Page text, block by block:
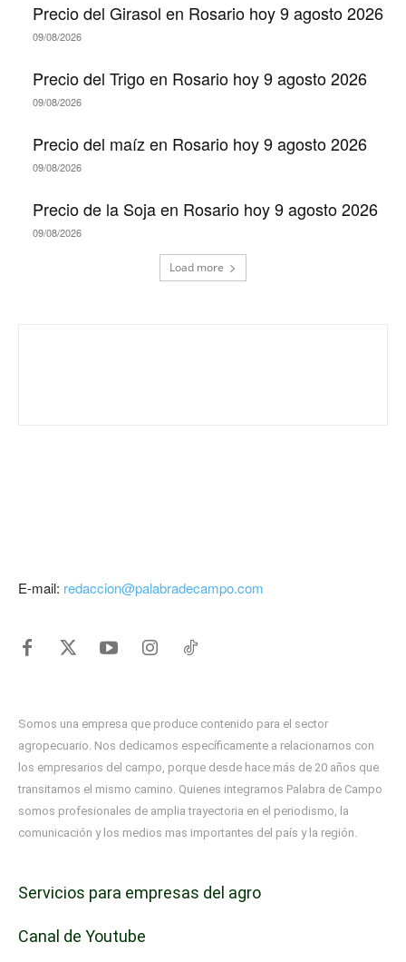
Precio del Girasol en Rosario hoy 9 agosto 2026
09/08/2026
Precio del Trigo en Rosario hoy 9 agosto 2026
09/08/2026
Precio del maíz en Rosario hoy 9 agosto 2026
09/08/2026
Precio de la Soja en Rosario hoy 9 agosto 2026
09/08/2026
Load more
E-mail: redaccion@palabradecampo.com
Somos una empresa que produce contenido para el sector
agropecuario. Nos dedicamos específicamente a relacionarnos con
los empresarios del campo, porque desde hace más de 20 años que
transitamos el mismo camino. Quienes integramos Palabra de Campo
somos profesionales de amplia trayectoria en el periodismo, la
comunicación y los medios mas importantes del país y la región.
Servicios para empresas del agro
Canal de Youtube